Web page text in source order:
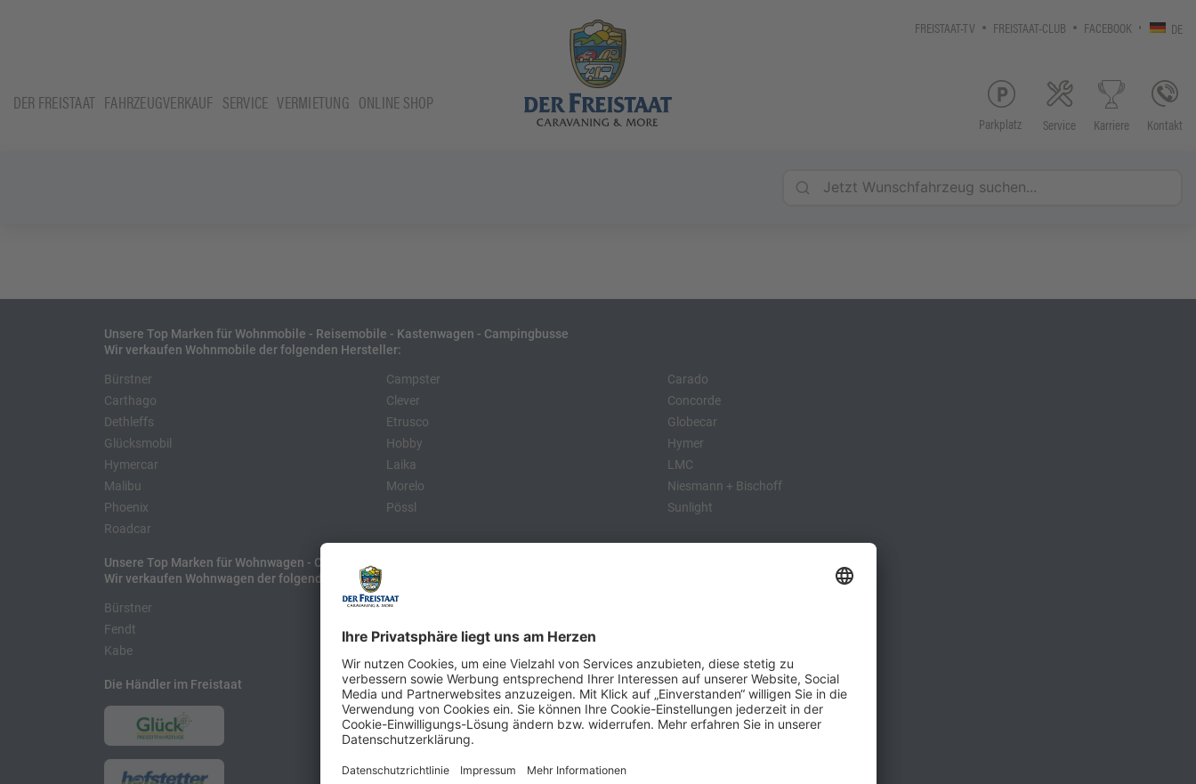
FREISTAAT-TV FREISTAAT-CLUB FACEBOOK DE
DER FREISTAAT FAHRZEUGVERKAUF SERVICE VERMIETUNG ONLINE SHOP
Parkplatz Service Karriere Kontakt
Unsere Top Marken für Wohnmobile - Reisemobile - Kastenwagen - Campingbusse
Wir verkaufen Wohnmobile der folgenden Hersteller:
Bürstner
Carthago
Dethleffs
Glücksmobil
Hymercar
Malibu
Phoenix
Roadcar
Campster
Clever
Etrusco
Hobby
Laika
Morelo
Pössl
Carado
Concorde
Globecar
Hymer
LMC
Niesmann + Bischoff
Sunlight
Unsere Top Marken für Wohnwagen - Caravans
Wir verkaufen Wohnwagen der folgenden Hersteller:
Bürstner
Fendt
Kabe
Hobby
LMC
Die Händler im Freistaat